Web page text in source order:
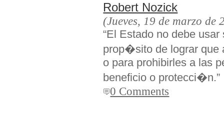
Robert Nozick
(Jueves, 19 de marzo de
“El Estado no debe
prop�sito de lograr que
o para prohibirles a las
beneficio o protecci�n.”
0 Comments